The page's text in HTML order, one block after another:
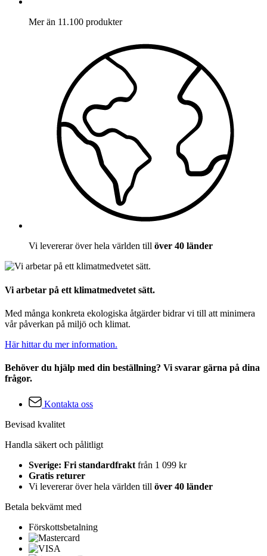
Mer än 11.100 produkter
Vi levererar över hela världen till över 40 länder
Vi arbetar på ett klimatmedvetet sätt.
Med många konkreta ekologiska åtgärder bidrar vi till att minimera
vår påverkan på miljö och klimat.
Här hittar du mer information.
Behöver du hjälp med din beställning? Vi svarar gärna på dina
frågor.
Kontakta oss
Bevisad kvalitet
Handla säkert och pålitligt
Sverige: Fri standardfraktfrån 1 099 kr
Gratis returer
Vi levererar över hela världen till över 40 länder
Betala bekvämt med
Förskottsbetalning